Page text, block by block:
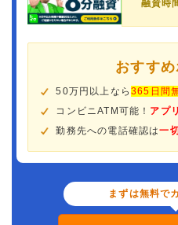
融資時
おすす
50万円以上なら365日間
コンビニATM可能！ アプ
勤務先への電話確認は一
まずは無料で